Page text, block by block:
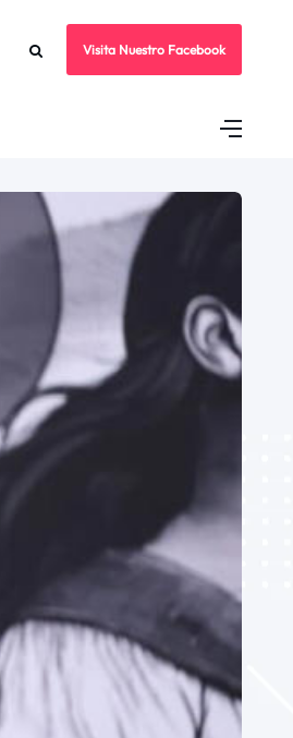
Visita Nuestro Facebook